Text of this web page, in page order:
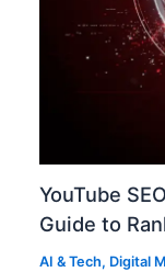
YouTube
Guide to
AI & Tech, Digital